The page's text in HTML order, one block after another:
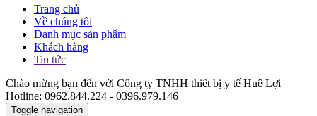
Trang chủ
Về chúng tôi
Danh mục sản phẩm
Khách hàng
Tin tức
Chào mừng bạn đến với Công ty TNHH thiết bị y tế Huê Lợi
Hotline: 0962.844.224 - 0396.979.146
Toggle navigation